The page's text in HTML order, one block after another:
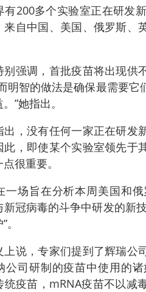
有200多个实验室正在研发
来自中国、美国、俄罗斯、
别强调，首批疫苗将出现供
明智的做法是确保最需要
”她指出。
出，没有任何一家正在研发
此，即使某个实验室领先于
很重要。
一场旨在分析本周美国和
新冠病毒的斗争中研发的新
上说，专家们提到了辉瑞公
公司研制的疫苗中使用的
统疫苗，mRNA疫苗不以减